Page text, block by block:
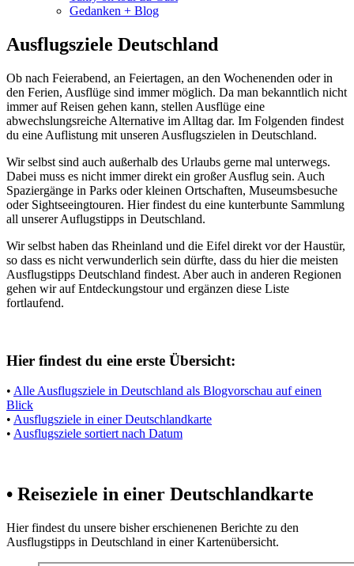
Gedanken + Blog
Ausflugsziele Deutschland
Ob nach Feierabend, an Feiertagen, an den Wochenenden oder in
den Ferien, Ausflüge sind immer möglich. Da man bekanntlich nicht
immer auf Reisen gehen kann, stellen Ausflüge eine
abwechslungsreiche Alternative im Alltag dar. Im Folgenden findest
du eine Auflistung mit unseren Ausflugszielen in Deutschland.
Wir selbst sind auch außerhalb des Urlaubs gerne mal unterwegs.
Dabei muss es nicht immer direkt ein großer Ausflug sein. Auch
Spaziergänge in Parks oder kleinen Ortschaften, Museumsbesuche
oder Sightseeingtouren. Hier findest du eine kunterbunte Sammlung
all unserer Auflugstipps in Deutschland.
Wir selbst haben das Rheinland und die Eifel direkt vor der Haustür,
so dass es nicht verwunderlich sein dürfte, dass du hier die meisten
Ausflugstipps Deutschland findest. Aber auch in anderen Regionen
gehen wir auf Entdeckungstour und ergänzen diese Liste
fortlaufend.
Hier findest du eine erste Übersicht:
• Alle Ausflugsziele in Deutschland als Blogvorschau auf einen
Blick
• Ausflugsziele in einer Deutschlandkarte
• Ausflugsziele sortiert nach Datum
• Reiseziele in einer Deutschlandkarte
Hier findest du unsere bisher erschienenen Berichte zu den
Ausflugstipps in Deutschland in einer Kartenübersicht.